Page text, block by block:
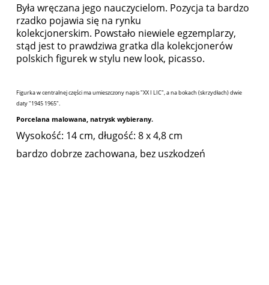
Była wręczana jego nauczycielom. Pozycja ta bardzo
rzadko pojawia się na rynku
kolekcjonerskim. Powstało niewiele egzemplarzy,
stąd jest to prawdziwa gratka dla kolekcjonerów
polskich figurek w stylu new look, picasso.
Figurka w centralnej części ma umieszczony napis "XX I LIC", a na bokach (skrzydłach) dwie
daty "1945 1965".
Porcelana malowana, natrysk wybierany.
Wysokość: 14 cm, długość: 8 x 4,8 cm
bardzo dobrze zachowana, bez uszkodzeń